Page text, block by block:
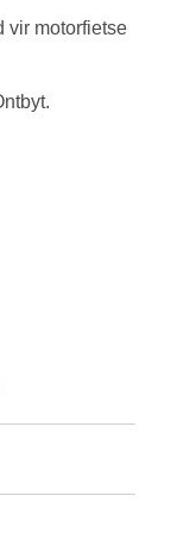
vir motorfietse